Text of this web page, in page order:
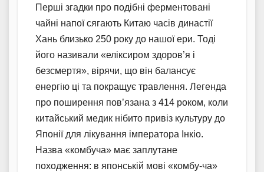
Перші згадки про подібні ферментовані
чайні напої сягають Китаю часів династії
Хань близько 250 року до нашої ери. Тоді
його називали «еліксиром здоров’я і
безсмертя», вірячи, що він балансує
енергію ці та покращує травлення. Легенда
про поширення пов’язана з 414 роком, коли
китайський медик нібито привіз культуру до
Японії для лікування імператора Інкіо.
Назва «комбуча» має заплутане
походження: в японській мові «комбу-ча»